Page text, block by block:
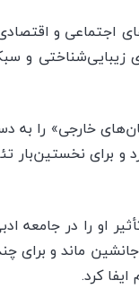
اجتماعی و
زیبایی‌شناختی و
خارجی» را به
و برای نخستین‌بار
او را در جامعه
ماند و برای
کرد.